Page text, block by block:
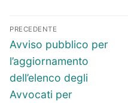
Navigazione
articoli
PRECEDENTE
Articolo
precedente:
Avviso pubblico per
l’aggiornamento
dell’elenco degli
Avvocati per